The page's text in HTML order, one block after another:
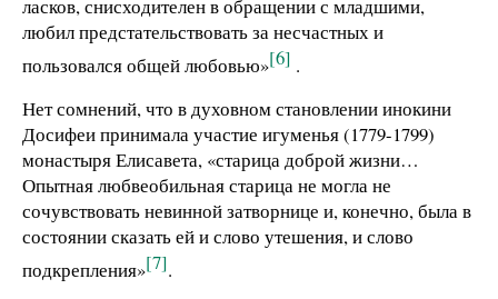
ласков, снисходителен в обращении с младшими,
любил предстательствовать за несчастных и
пользовался общей любовью»[6] .
Нет сомнений, что в духовном становлении инокини
Досифеи принимала участие игуменья (1779-1799)
монастыря Елисавета, «старица доброй жизни…
Опытная любвеобильная старица не могла не
сочувствовать невинной затворнице и, конечно, была в
состоянии сказать ей и слово утешения, и слово
подкрепления»[7].